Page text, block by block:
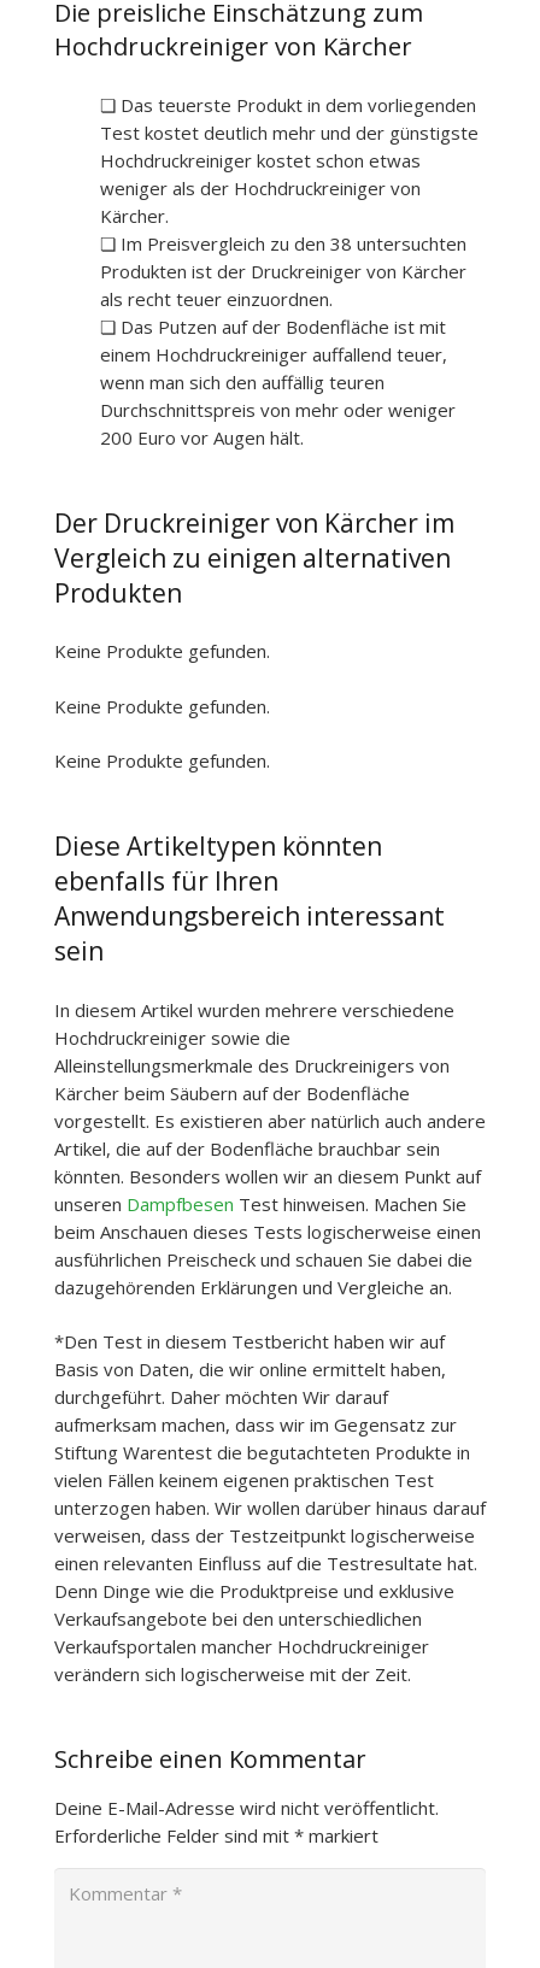
Die preisliche Einschätzung zum
Hochdruckreiniger von Kärcher
❏ Das teuerste Produkt in dem vorliegenden
Test kostet deutlich mehr und der günstigste
Hochdruckreiniger kostet schon etwas
weniger als der Hochdruckreiniger von
Kärcher.
❏ Im Preisvergleich zu den 38 untersuchten
Produkten ist der Druckreiniger von Kärcher
als recht teuer einzuordnen.
❏ Das Putzen auf der Bodenfläche ist mit
einem Hochdruckreiniger auffallend teuer,
wenn man sich den auffällig teuren
Durchschnittspreis von mehr oder weniger
200 Euro vor Augen hält.
Der Druckreiniger von Kärcher im
Vergleich zu einigen alternativen
Produkten
Keine Produkte gefunden.
Keine Produkte gefunden.
Keine Produkte gefunden.
Diese Artikeltypen könnten
ebenfalls für Ihren
Anwendungsbereich interessant
sein
In diesem Artikel wurden mehrere verschiedene
Hochdruckreiniger sowie die
Alleinstellungsmerkmale des Druckreinigers von
Kärcher beim Säubern auf der Bodenfläche
vorgestellt. Es existieren aber natürlich auch andere
Artikel, die auf der Bodenfläche brauchbar sein
könnten. Besonders wollen wir an diesem Punkt auf
unseren Dampfbesen Test hinweisen. Machen Sie
beim Anschauen dieses Tests logischerweise einen
ausführlichen Preischeck und schauen Sie dabei die
dazugehörenden Erklärungen und Vergleiche an.
*Den Test in diesem Testbericht haben wir auf
Basis von Daten, die wir online ermittelt haben,
durchgeführt. Daher möchten Wir darauf
aufmerksam machen, dass wir im Gegensatz zur
Stiftung Warentest die begutachteten Produkte in
vielen Fällen keinem eigenen praktischen Test
unterzogen haben. Wir wollen darüber hinaus darauf
verweisen, dass der Testzeitpunkt logischerweise
einen relevanten Einfluss auf die Testresultate hat.
Denn Dinge wie die Produktpreise und exklusive
Verkaufsangebote bei den unterschiedlichen
Verkaufsportalen mancher Hochdruckreiniger
verändern sich logischerweise mit der Zeit.
Schreibe einen Kommentar
Deine E-Mail-Adresse wird nicht veröffentlicht.
Erforderliche Felder sind mit * markiert